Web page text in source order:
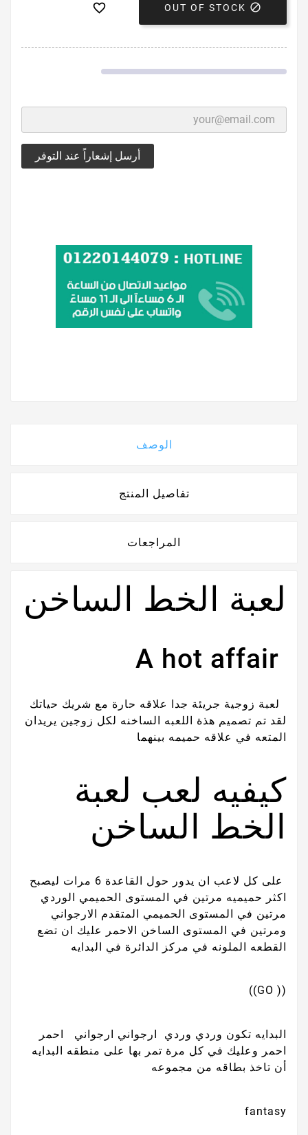

OUT OF STOCK

أرسل إشعاراً عند التوفر
الوصف
تفاصيل المنتج
المراجعات
لعبة الخط الساخن
لعبة زوجية جريئة جدا علاقه حارة مع شريك حياتك
لقد تم تصميم هذة اللعبه الساخنه لكل زوجين يريدان
المتعه في علاقه حميمه بينهما
كيفيه لعب لعبة
الخط الساخن
على كل لاعب ان يدور حول القاعدة 6 مرات ليصبح
اكثر حميميه مرتين في المستوى الحميمي الوردي
مرتين في المستوى الحميمي المتقدم الارجواني
ومرتين في المستوى الساخن الاحمر عليك ان تضع
القطعه الملونه في مركز الدائرة في البدايه
(( GO))
البدايه تكون وردي وردي ارجواني ارجواني احمر
احمر وعليك في كل مرة تمر بها على منطقه البدايه
أن تاخذ بطاقه من مجموعه
fantasy